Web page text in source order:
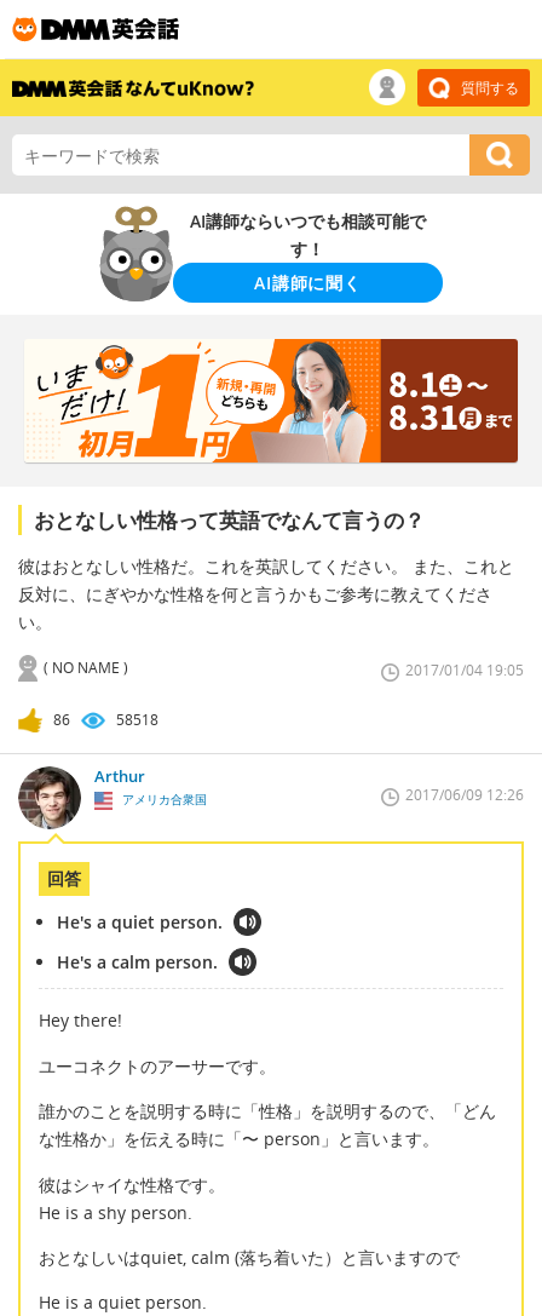
質問する
AI講師ならいつでも相談可能で
す！
AI講師に聞く
おとなしい性格って英語でなんて言うの？
彼はおとなしい性格だ。これを英訳してください。 また、これと
反対に、にぎやかな性格を何と言うかもご参考に教えてくださ
い。
( NO NAME ) 2017/01/04 19:05
86 58518
Arthur
アメリカ合衆国 2017/06/09 12:26
回答
He's a quiet person.
He's a calm person.
Hey there!
ユーコネクトのアーサーです。
誰かのことを説明する時に「性格」を説明するので、「どん
な性格か」を伝える時に「〜 person」と言います。
彼はシャイな性格です。
He is a shy person.
おとなしいはquiet, calm (落ち着いた）と言いますので
He is a quiet person.